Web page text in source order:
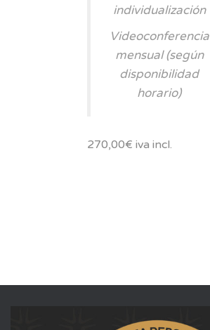
individualización
Videoconferencia
mensual (según
disponibilidad
horario)
270,00€ iva incl.